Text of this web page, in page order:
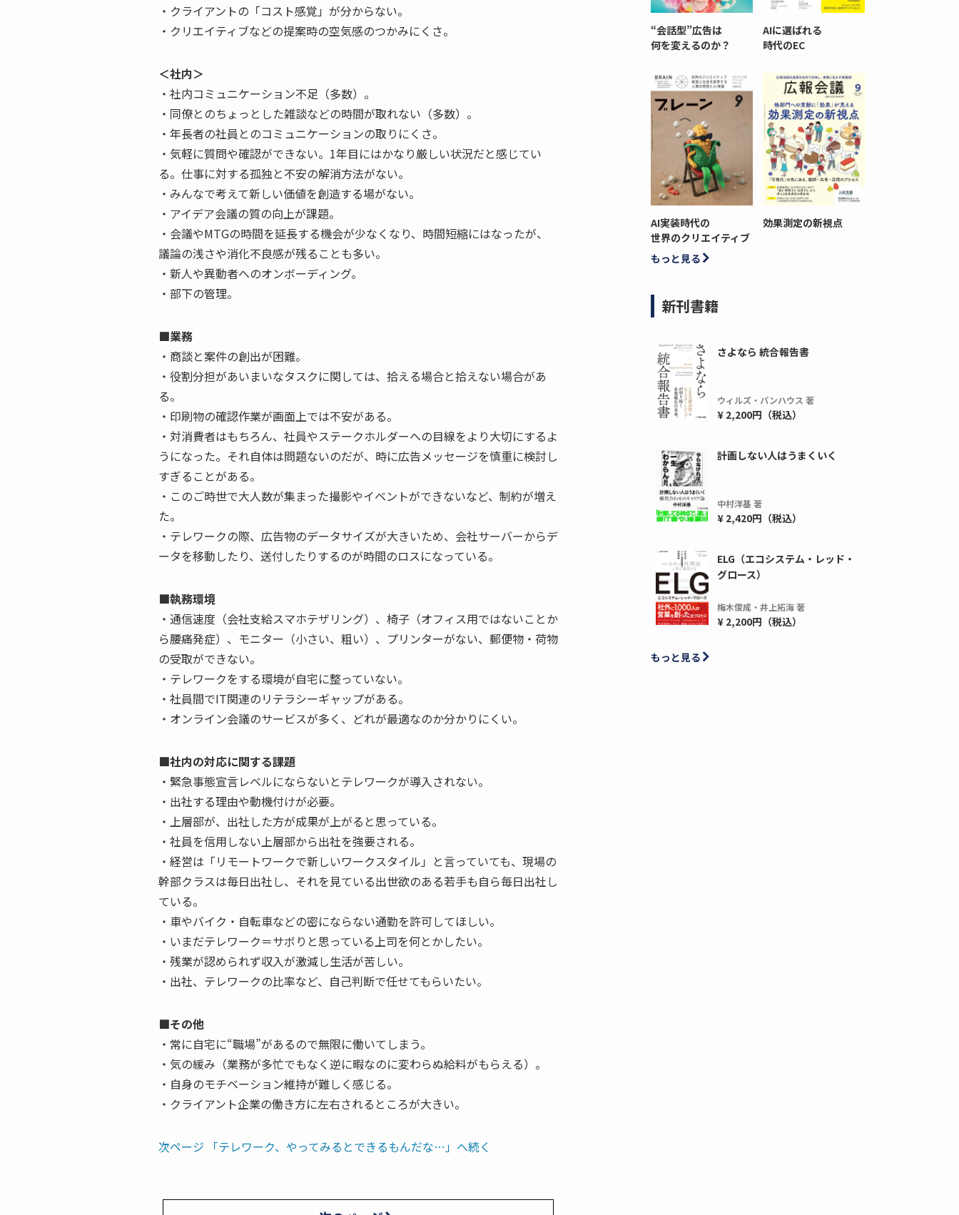
・クライアントの「コスト感覚」が分からない。
・クリエイティブなどの提案時の空気感のつかみにくさ。
＜社内＞
・社内コミュニケーション不足（多数）。
・同僚とのちょっとした雑談などの時間が取れない（多数）。
・年長者の社員とのコミュニケーションの取りにくさ。
・気軽に質問や確認ができない。1年目にはかなり厳しい状況だと感じてい
る。仕事に対する孤独と不安の解消方法がない。
・みんなで考えて新しい価値を創造する場がない。
・アイデア会議の質の向上が課題。
・会議やMTGの時間を延長する機会が少なくなり、時間短縮にはなったが、
議論の浅さや消化不良感が残ることも多い。
・新人や異動者へのオンボーディング。
・部下の管理。
■業務
・商談と案件の創出が困難。
・役割分担があいまいなタスクに関しては、拾える場合と拾えない場合があ
る。
・印刷物の確認作業が画面上では不安がある。
・対消費者はもちろん、社員やステークホルダーへの目線をより大切にするよ
うになった。それ自体は問題ないのだが、時に広告メッセージを慎重に検討し
すぎることがある。
・このご時世で大人数が集まった撮影やイベントができないなど、制約が増え
た。
・テレワークの際、広告物のデータサイズが大きいため、会社サーバーからデ
ータを移動したり、送付したりするのが時間のロスになっている。
■執務環境
・通信速度（会社支給スマホテザリング）、椅子（オフィス用ではないことか
ら腰痛発症）、モニター（小さい、粗い）、プリンターがない、郵便物・荷物
の受取ができない。
・テレワークをする環境が自宅に整っていない。
・社員間でIT関連のリテラシーギャップがある。
・オンライン会議のサービスが多く、どれが最適なのか分かりにくい。
■社内の対応に関する課題
・緊急事態宣言レベルにならないとテレワークが導入されない。
・出社する理由や動機付けが必要。
・上層部が、出社した方が成果が上がると思っている。
・社員を信用しない上層部から出社を強要される。
・経営は「リモートワークで新しいワークスタイル」と言っていても、現場の
幹部クラスは毎日出社し、それを見ている出世欲のある若手も自ら毎日出社し
ている。
・車やバイク・自転車などの密にならない通勤を許可してほしい。
・いまだテレワーク＝サボりと思っている上司を何とかしたい。
・残業が認められず収入が激減し生活が苦しい。
・出社、テレワークの比率など、自己判断で任せてもらいたい。
■その他
・常に自宅に“職場”があるので無限に働いてしまう。
・気の緩み（業務が多忙でもなく逆に暇なのに変わらぬ給料がもらえる）。
・自身のモチベーション維持が難しく感じる。
・クライアント企業の働き方に左右されるところが大きい。
次ページ 「テレワーク、やってみるとできるもんだな…」へ続く
“会話型”広告は
何を変えるのか？
AIに選ばれる
時代のEC
AI実装時代の
世界のクリエイティブ
効果測定の新視点
もっと見る
新刊書籍
さよなら 統合報告書
ウィルズ・パンハウス 著
¥ 2,200円（税込）
計画しない人はうまくいく
中村洋基 著
¥ 2,420円（税込）
ELG（エコシステム・レッド・
グロース）
梅木俊成・井上拓海 著
¥ 2,200円（税込）
もっと見る